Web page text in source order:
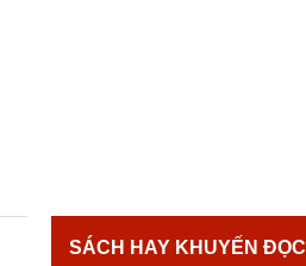
SÁCH HAY KHUYẾN ĐỌC